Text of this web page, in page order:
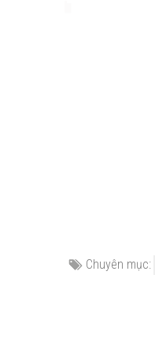
Chuyên mục: